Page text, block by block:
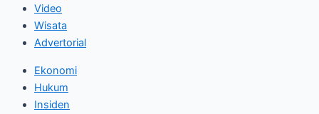
Video
Wisata
Advertorial
Ekonomi
Hukum
Insiden